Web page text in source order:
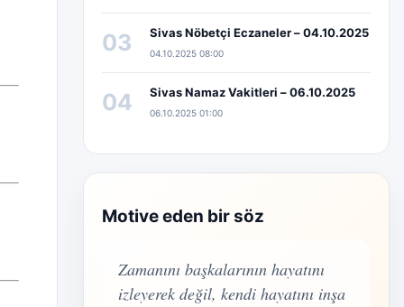
03 Sivas Nöbetçi Eczaneler – 04.10.2025
04.10.2025 08:00
04 Sivas Namaz Vakitleri – 06.10.2025
06.10.2025 01:00
Motive eden bir söz
Zamanını başkalarının hayatını
izleyerek değil, kendi hayatını inşa